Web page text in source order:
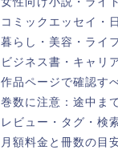
コミックエッセイ・
暮らし・美容・ライ
ビジネス書・キャリ
作品ページで確認す
巻数に注意：途中ま
レビュー・タグ・検
月額料金と冊数の目